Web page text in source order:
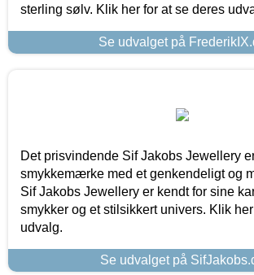
sterling sølv. Klik her for at se deres
Se udvalget på
Det prisvindende Sif Jakobs Jewellery
smykkemærke med et genkendeligt og
Sif Jakobs Jewellery er kendt for sine
smykker og et stilsikkert univers. Klik
udvalg.
Se udvalget på